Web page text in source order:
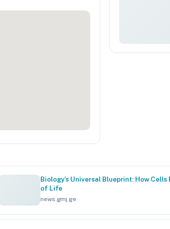
Biology’s Universal Blueprint: How
of Life
news.gmj.ge